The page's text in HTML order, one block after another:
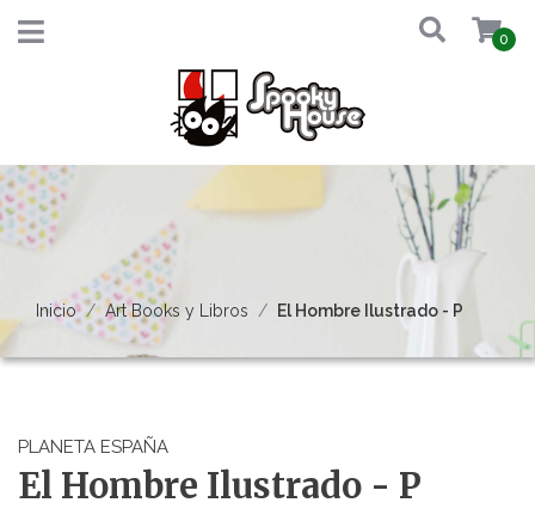
0
Inicio Art Books y Libros El Hombre Ilustrado - P
PLANETA ESPAÑA
El Hombre Ilustrado - P